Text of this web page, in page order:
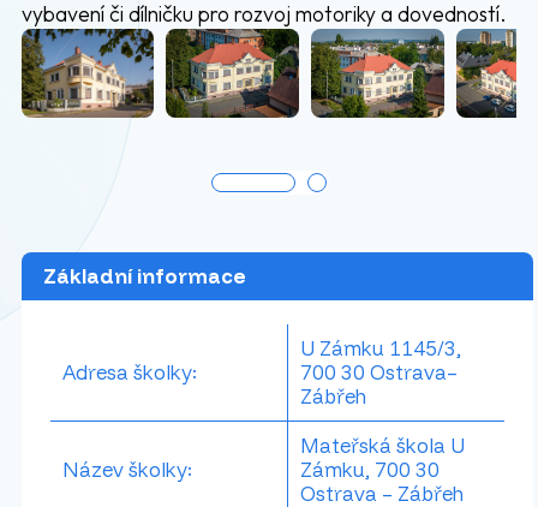
vybavení či dílničku pro rozvoj motoriky a dovedností.
Základní informace
Adresa školky:
U Zámku 1145/3,
700 30 Ostrava–
Zábřeh
Název školky:
Mateřská škola U
Zámku, 700 30
Ostrava – Zábřeh